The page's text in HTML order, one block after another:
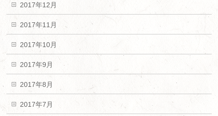
2017年12月
2017年11月
2017年10月
2017年9月
2017年8月
2017年7月